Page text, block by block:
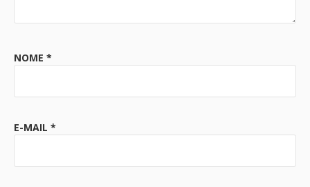
NOME *
E-MAIL *